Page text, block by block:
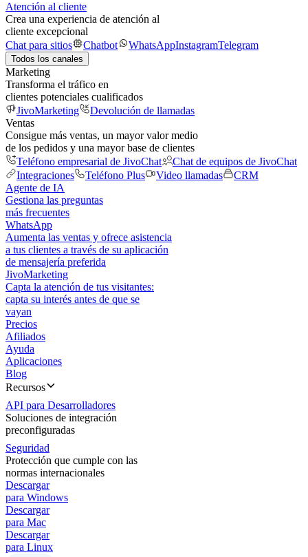
Atención al cliente
Crea una experiencia de atención al
cliente excepcional
Chat para sitios
Chatbot WhatsAppInstagramTelegram
Todos los canales
Marketing
Transforma el tráfico en
clientes potenciales cualificados
JivoMarketing
Devolución de llamadas
Ventas
Consigue más ventas, un mayor valor medio
de los pedidos y una mayor base de clientes
Teléfono empresarial de JivoChat
Chat de equipos de JivoChat
Integraciones
Teléfono Plus Video llamadas
CRM
Agente de IA
Gestiona las preguntas
más frecuentes
WhatsApp
Aumenta las ventas y ofrece asistencia
a tus clientes a través de su aplicación
de mensajería preferida
JivoMarketing
Capta la atención de tus visitantes:
capta su interés antes de que se
vayan
Precios
Afiliados
Ayuda
Aplicaciones
Blog
Recursos
API para Desarrolladores
Soluciones de integración
preconfiguradas
Seguridad
Protección que cumple con las
normas internacionales
Descargar
para Windows
Descargar
para Mac
Descargar
para Linux